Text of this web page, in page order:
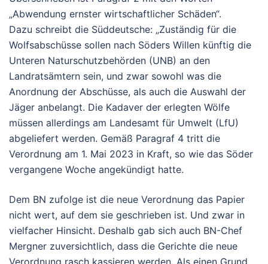
„Abwendung ernster wirtschaftlicher Schäden“.
Dazu schreibt die Süddeutsche: „Zuständig für die
Wolfsabschüsse sollen nach Söders Willen künftig die
Unteren Naturschutzbehörden (UNB) an den
Landratsämtern sein, und zwar sowohl was die
Anordnung der Abschüsse, als auch die Auswahl der
Jäger anbelangt. Die Kadaver der erlegten Wölfe
müssen allerdings am Landesamt für Umwelt (LfU)
abgeliefert werden. Gemäß Paragraf 4 tritt die
Verordnung am 1. Mai 2023 in Kraft, so wie das Söder
vergangene Woche angekündigt hatte.
Dem BN zufolge ist die neue Verordnung das Papier
nicht wert, auf dem sie geschrieben ist. Und zwar in
vielfacher Hinsicht. Deshalb gab sich auch BN-Chef
Mergner zuversichtlich, dass die Gerichte die neue